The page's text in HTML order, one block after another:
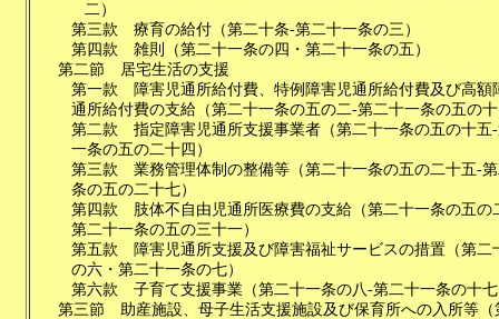
二）
第三款
療育の給付（第二十条-第二十一条の三 ）
第四款
雑則 （第二十一条の四・第二十一条の五 ）
第二節
居宅生活の支援
第一款
障害児通所給付費、特例障害児通所給付費及び高額
通所給付費の支給（第二十一条の五の二-第二十一条の五の
第二款
指定障害児通所支援事業者（第二十一条の五の十五
一条の五の二十四 ）
第三款
業務管理体制の整備等（第二十一条の五の二十五-
条の五の二十七）
第四款
肢体不自由児通所医療費の支給（第二十一条の五の
第二十一条の五の三十一）
第五款
障害児通所支援及び障害福祉サービスの措置（第二
の六・第二十一条の七）
第六款
子育て支援事業（第二十一条の八-第二十一条の十七
第三節
助産施設、母子生活支援施設及び保育所への入所等（